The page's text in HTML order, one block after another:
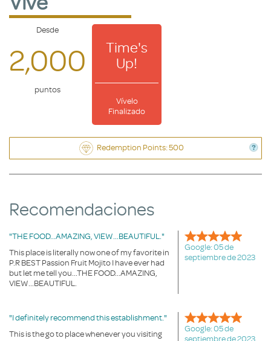
Desde
2,000
puntos
Time's
Up!
Vívelo
Finalizado
Redemption Points: 500
Recomendaciones
"THE FOOD...AMAZING, VIEW...BEAUTIFUL."
This place is literally now one of my favorite in
P.R BEST Passion Fruit Mojito I have ever had
but let me tell you...THE FOOD...AMAZING,
VIEW...BEAUTIFUL.
Google: 05 de
septiembre de 2023
"I definitely recommend this establishment."
This is the go to place whenever you visiting
Google: 05 de
septiembre de 2023